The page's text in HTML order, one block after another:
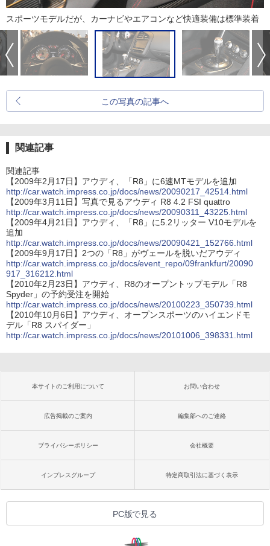
スポーツモデルだが、カーナビやエアコンなど快適装備は標準装着
この写真の記事へ
関連記事
関連記事
【2009年2月17日】アウディ、「R8」に6速MTモデルを追加
http://car.watch.impress.co.jp/docs/news/20090217_42514.html
【2009年3月11日】写真で見るアウディ R8 4.2 FSI quattro
http://car.watch.impress.co.jp/docs/news/20090311_43225.html
【2009年4月21日】アウディ、「R8」に5.2リッター V10モデルを
追加
http://car.watch.impress.co.jp/docs/news/20090421_152766.html
【2009年9月17日】2つの「R8」がヴェールを脱いだアウディ
http://car.watch.impress.co.jp/docs/event_repo/09frankfurt/20090
917_316212.html
【2010年2月23日】アウディ、R8のオープントップモデル「R8
Spyder」の予約受注を開始
http://car.watch.impress.co.jp/docs/news/20100223_350739.html
【2010年10月6日】アウディ、オープンスポーツのハイエンドモ
デル「R8 スパイダー」
http://car.watch.impress.co.jp/docs/news/20101006_398331.html
本サイトのご利用について お問い合わせ
広告掲載のご案内 編集部へのご連絡
プライバシーポリシー 会社概要
インプレスグループ 特定商取引法に基づく表示
PC版で見る